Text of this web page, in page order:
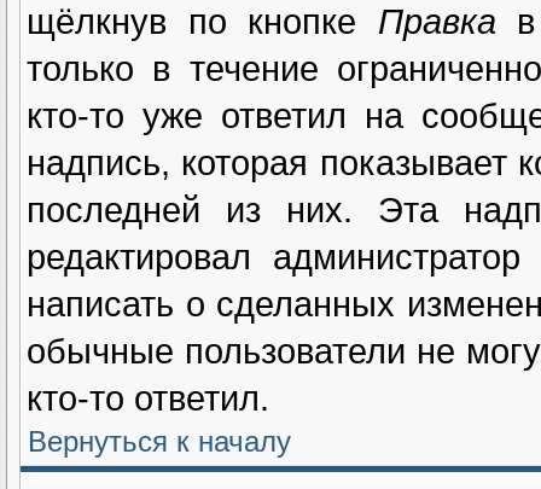
щёлкнув по кнопке Правка
только в течение
кто-то уже ответил на
надпись, которая показывает
последней из них. Эта
редактировал
написать о сделанных
обычные пользователи не
кто-то ответил.
Вернуться к началу